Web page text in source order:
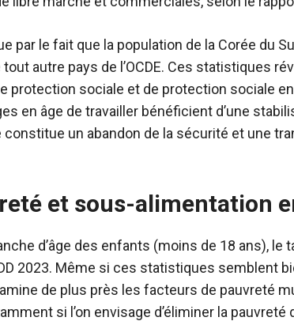
par le fait que la population de la Corée du
autre pays de l’OCDE. Ces statistiques
protection sociale et de protection sociale
en âge de travailler bénéficient d’une
un abandon de la sécurité et une
et sous-alimentation
d’âge des enfants (moins de 18 ans), le
2023. Même si ces statistiques semblent
de plus près les facteurs de pauvreté
si l’on envisage d’éliminer la